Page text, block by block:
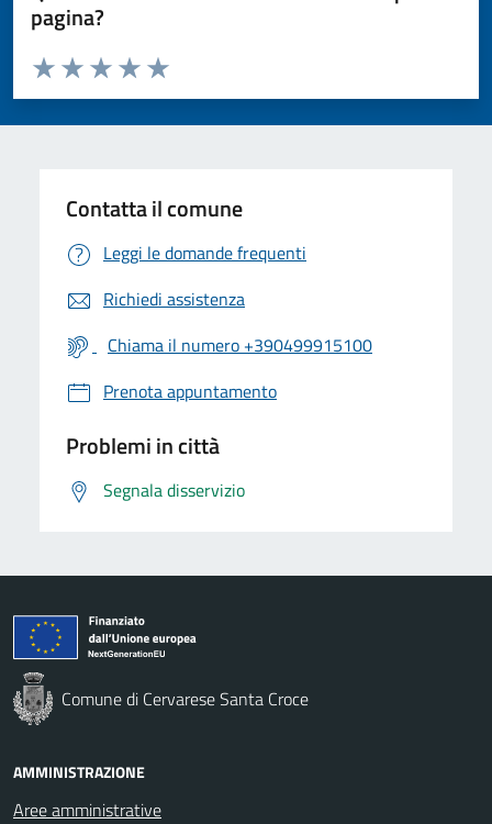
pagina?
Valuta da 1 a 5 stelle la pagina
Valuta 5 stelle su 5
Valuta 4 stelle su 5
Valuta 3 stelle su 5
Valuta 2 stelle su 5
Valuta 1 stelle su 5
Contatta il comune
Leggi le domande frequenti
Richiedi assistenza
Chiama il numero +390499915100
Prenota appuntamento
Problemi in città
Segnala disservizio
Comune di Cervarese Santa Croce
AMMINISTRAZIONE
Aree amministrative